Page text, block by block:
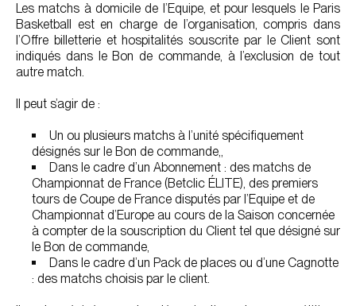
Les matchs à domicile de l’Equipe, et pour lesquels le Paris
Basketball est en charge de l’organisation, compris dans
l’Offre billetterie et hospitalités souscrite par le Client sont
indiqués dans le Bon de commande, à l’exclusion de tout
autre match.
Il peut s’agir de :
Un ou plusieurs matchs à l’unité spécifiquement
désignés sur le Bon de commande,,
Dans le cadre d’un Abonnement : des matchs de
Championnat de France (Betclic ÉLITE), des premiers
tours de Coupe de France disputés par l’Equipe et de
Championnat d’Europe au cours de la Saison concernée
à compter de la souscription du Client tel que désigné sur
le Bon de commande,
Dans le cadre d’un Pack de places ou d’une Cagnotte
: des matchs choisis par le client.